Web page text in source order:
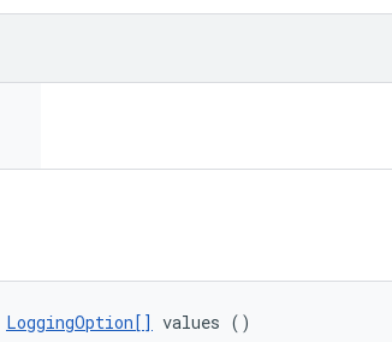
LoggingOption[] values ()